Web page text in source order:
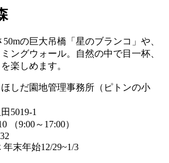
の巨大吊橋「星のブランコ」や、
ングウォール。自然の中で目一杯、
楽しめます。
しだ園地管理事務所（ピトンの小
5019-1
（9:00～17:00）
末年始12/29~1/3